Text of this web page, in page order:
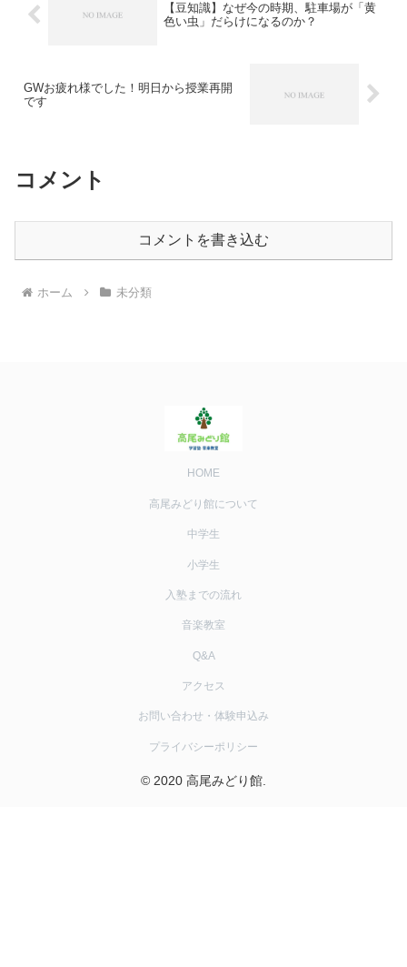
【豆知識】なぜ今の時期、駐車場が「黄
色い虫」だらけになるのか？
GWお疲れ様でした！明日から授業再開
です
コメント
コメントを書き込む
ホーム 未分類
HOME
高尾みどり館について
中学生
小学生
入塾までの流れ
音楽教室
Q&A
アクセス
お問い合わせ・体験申込み
プライバシーポリシー
© 2020 高尾みどり館.